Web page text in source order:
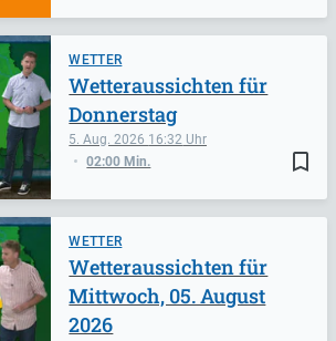
WETTER
bookmark_border
5. Aug. 2026 16:32
02:00 Min.
Wetteraussichten für
Donnerstag
WETTER
Wetteraussichten für
Mittwoch, 05. August
2026